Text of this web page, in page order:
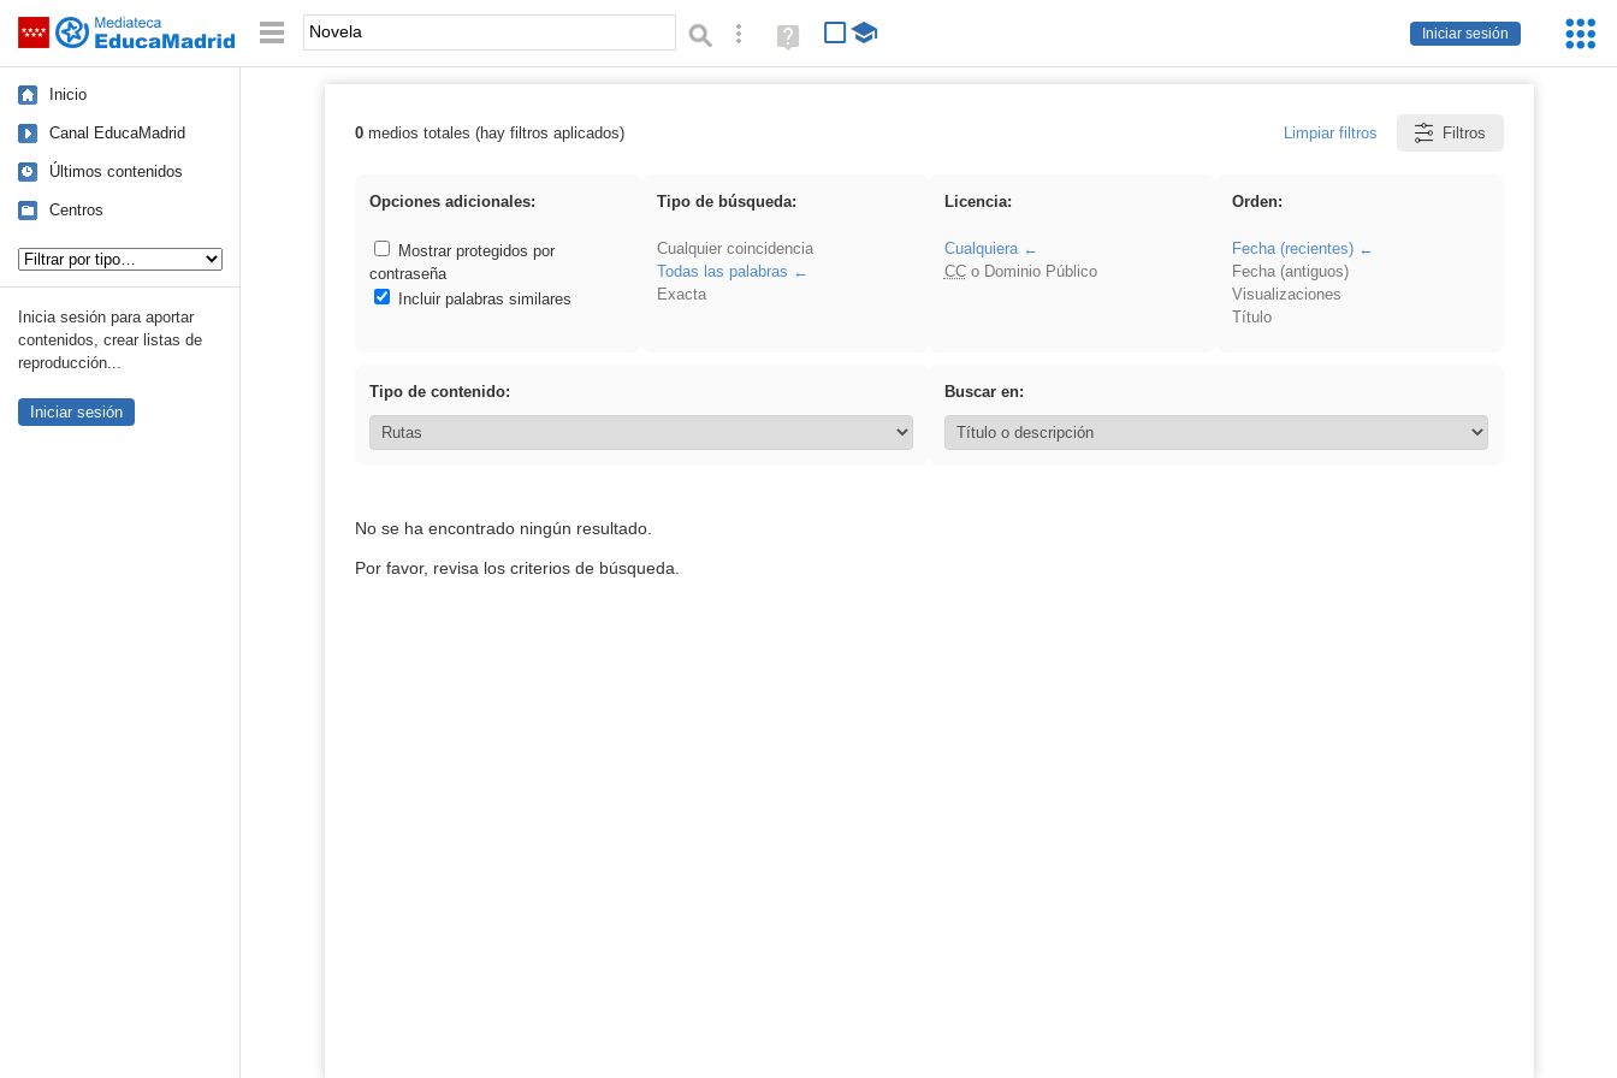
Saltar navegación
Iniciar sesión
Palabra o frase: Búsqueda avanzada
Ayuda
(en
Inicio
Canal EducaMadrid
Últimos contenidos
Centros
Inicia sesión para aportar
contenidos, crear listas de
reproducción...
Iniciar sesión
Resultados de: Novela
0medios totales (hay filtros aplicados) Limpiar filtros Filtros
Opciones adicionales:
Mostrar protegidos por
contraseña
Incluir palabras similares
Tipo de búsqueda:
Cualquier coincidencia
Todas las palabras
Exacta
Licencia:
Cualquiera
CCo Dominio Público
Orden:
Fecha (recientes)
Fecha (antiguos)
Visualizaciones
Título
Tipo de contenido: Buscar en:
No se ha encontrado ningún resultado.
Por favor, revisa los criterios de búsqueda.